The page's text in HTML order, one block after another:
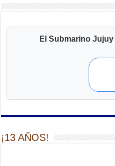
El Submarino Jujuy
¡13 AÑOS!